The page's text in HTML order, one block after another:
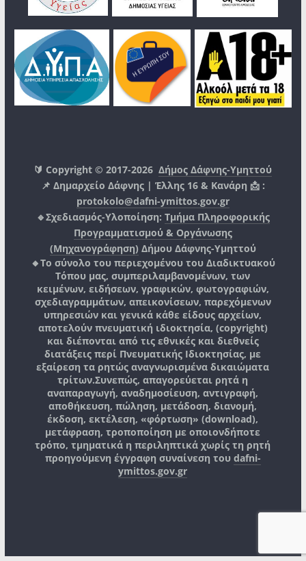
🔰 Copyright © 2017-2026Δήμος Δάφνης-Υμηττού
📌 Δημαρχείο Δάφνης | Έλλης 16 & Κανάρη 📩 :
protokolo@dafni-ymittos.gov.gr
🔹Σχεδιασμός-Υλοποίηση: Τμήμα Πληροφορικής
Προγραμματισμού & Οργάνωσης
(Μηχανογράφηση) Δήμου Δάφνης-Υμηττού
🔸Το σύνολο του περιεχομένου του Διαδικτυακού
Τόπου μας, συμπεριλαμβανομένων, των
κειμένων, ειδήσεων, γραφικών, φωτογραφιών,
σχεδιαγραμμάτων, απεικονίσεων, παρεχόμενων
υπηρεσιών και γενικά κάθε είδους αρχείων,
αποτελούν πνευματική ιδιοκτησία, (copyright)
και διέπονται από τις εθνικές και διεθνείς
διατάξεις περί Πνευματικής Ιδιοκτησίας, με
εξαίρεση τα ρητώς αναγνωρισμένα δικαιώματα
τρίτων.Συνεπώς, απαγορεύεται ρητά η
αναπαραγωγή, αναδημοσίευση, αντιγραφή,
αποθήκευση, πώληση, μετάδοση, διανομή,
έκδοση, εκτέλεση, «φόρτωση» (download),
μετάφραση, τροποποίηση με οποιονδήποτε
τρόπο, τμηματικά η περιληπτικά χωρίς τη ρητή
προηγούμενη έγγραφη συναίνεση του dafni-
ymittos.gov.gr